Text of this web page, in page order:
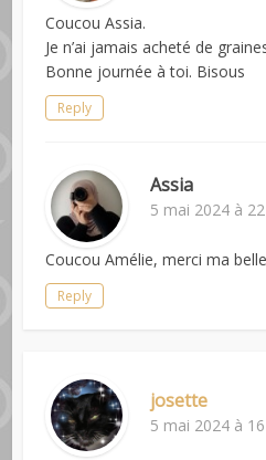
Coucou Assia.
Je n’ai jamais acheté de
Bonne journée à toi. Bisous
Reply
Assia
5 mai 2024 à
Coucou Amélie, merci ma
Reply
josette
5 mai 2024 à